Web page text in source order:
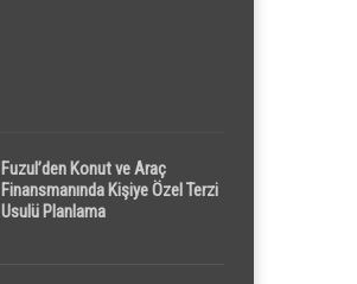
Fuzul’den Konut ve Araç
Finansmanında Kişiye Özel Terzi
Usulü Planlama